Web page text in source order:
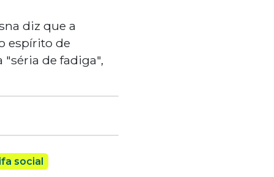
diz que a
espírito de
"séria de fadiga",
social